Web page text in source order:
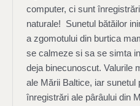
computer, ci sunt
naturale! Sunetul bătăilor
a zgomotului din burtica
se calmeze si sa se simta
deja binecunoscut. Valurile
ale Mării Baltice, iar sunetul
înregistrări ale pârâului din